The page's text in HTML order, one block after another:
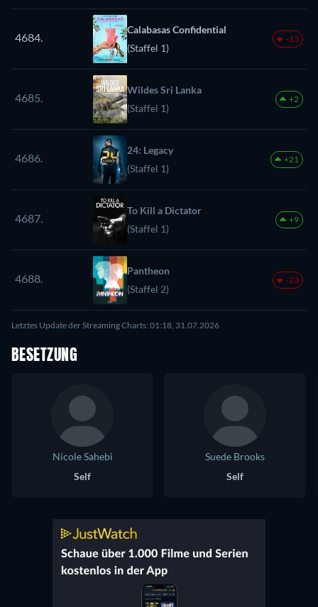
4684.
Calabasas Confidential
(Staffel 1)
-13
4685.
Wildes Sri Lanka
(Staffel 1)
+2
4686.
24: Legacy
(Staffel 1)
+21
4687.
To Kill a Dictator
(Staffel 1)
+9
4688.
Pantheon
(Staffel 2)
-23
Letztes Update der Streaming Charts: 01:18, 31.07.2026
BESETZUNG
Nicole Sahebi
Self
Suede Brooks
Self